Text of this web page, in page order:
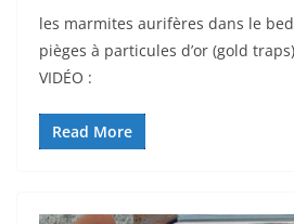
les marmites aurifères dans le
pièges à particules d’or (gold
VIDÉO :
Read More